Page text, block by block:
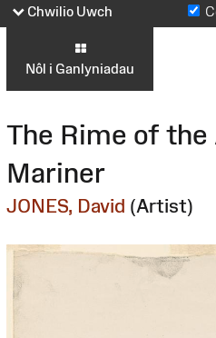
Chwilio Uwch
Nôl i Ganlyniadau
The Rime of
Mariner
JONES, David (Artist)